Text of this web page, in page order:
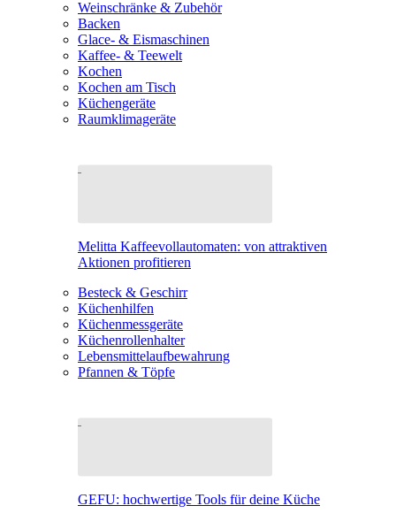
Weinschränke & Zubehör
Backen
Glace- & Eismaschinen
Kaffee- & Teewelt
Kochen
Kochen am Tisch
Küchengeräte
Raumklimageräte
Melitta Kaffeevollautomaten: von attraktiven
Aktionen profitieren
Besteck & Geschirr
Küchenhilfen
Küchenmessgeräte
Küchenrollenhalter
Lebensmittelaufbewahrung
Pfannen & Töpfe
GEFU: hochwertige Tools für deine Küche